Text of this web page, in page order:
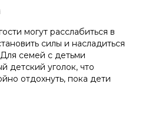
могут расслабиться в
силы и насладиться
семей с детьми
детский уголок, что
отдохнуть, пока дети